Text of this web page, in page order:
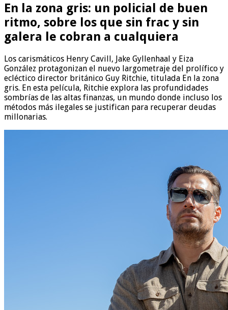
En la zona gris: un policial de buen
ritmo, sobre los que sin frac y sin
galera le cobran a cualquiera
Los carismáticos Henry Cavill, Jake Gyllenhaal y Eiza
González protagonizan el nuevo largometraje del prolífico y
ecléctico director británico Guy Ritchie, titulada En la zona
gris. En esta película, Ritchie explora las profundidades
sombrías de las altas finanzas, un mundo donde incluso los
métodos más ilegales se justifican para recuperar deudas
millonarias.